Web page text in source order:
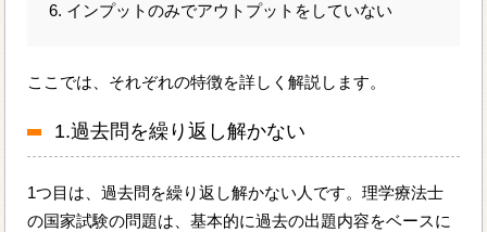
6. インプットのみでアウトプットをしていない
ここでは、それぞれの特徴を詳しく解説します。
1.過去問を繰り返し解かない
1つ目は、過去問を繰り返し解かない人です。理学療法士
の国家試験の問題は、基本的に過去の出題内容をベースに